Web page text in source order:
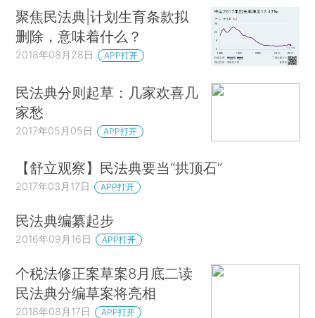
聚焦民法典|计划生育条款拟
删除，意味着什么？
2018年08月28日 APP打开
民法典分则起草：几家欢喜几
家愁
2017年05月05日 APP打开
【舒立观察】民法典要当“拱顶石”
2017年03月17日 APP打开
民法典编纂起步
2016年09月16日 APP打开
个税法修正案草案8月底二读
民法典分编草案将亮相
2018年08月17日 APP打开